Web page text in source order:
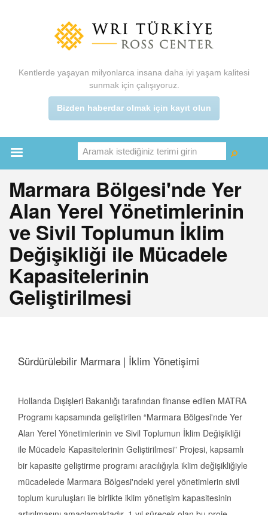
Kentlerde yaşayan milyonlarca insana daha iyi yaşam kalitesi
sunmak için çalışıyoruz.
Bizden haberdar olmak için kayıt olun
Main
menu
Ara
Ara
Marmara Bölgesi'nde Yer
Alan Yerel Yönetimlerinin
ve Sivil Toplumun İklim
Değişikliği ile Mücadele
Kapasitelerinin
Geliştirilmesi
Sürdürülebilir Marmara | İklim Yönetişimi
Hollanda Dışişleri Bakanlığı tarafından finanse edilen MATRA
Programı kapsamında geliştirilen “Marmara Bölgesi'nde Yer
Alan Yerel Yönetimlerinin ve Sivil Toplumun İklim Değişikliği
ile Mücadele Kapasitelerinin Geliştirilmesi” Projesi, kapsamlı
bir kapasite geliştirme programı aracılığıyla iklim değişikliğiyle
mücadelede Marmara Bölgesi'ndeki yerel yönetimlerin sivil
toplum kuruluşları ile birlikte iklim yönetişim kapasitesinin